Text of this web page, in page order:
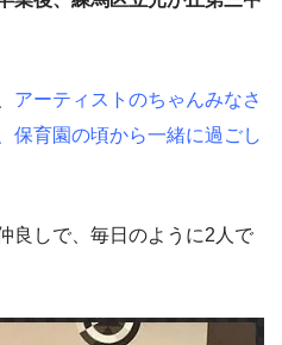
アーティストのちゃんみなさ
保育園の頃から一緒に過ごし
良しで、毎日のように2人で